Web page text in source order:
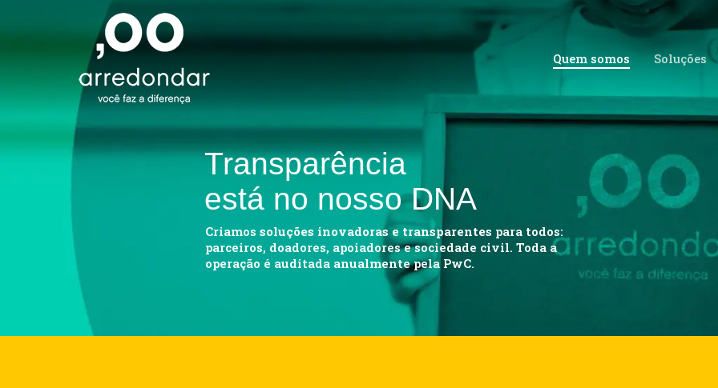
Quem somos Soluções
Transparência
está no nosso DNA
Criamossoluções inovadoras e transparentes para todos:
parceiros, doadores, apoiadores e sociedade civil. Toda a
operação é auditada anualmente pela PwC.